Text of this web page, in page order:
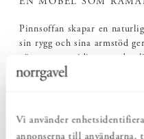
Vi använder
annonserna till användarna,
Pinnsoffan skapar en
sin rygg och sina armstöd
närvaro, samtidigt som den